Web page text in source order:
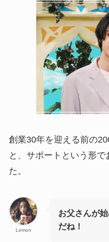
創業30年を迎える前の
と、サポートという形
た。
Lemon
お父さんが
だね！